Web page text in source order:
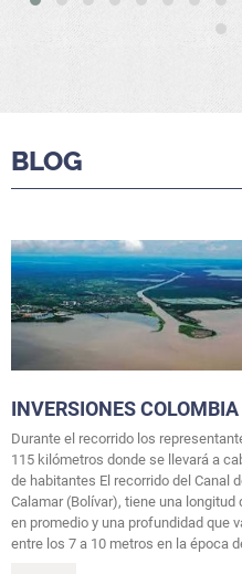
BLOG
INVERSIONES COLOMBIA
Durante el recorrido los
115 kilómetros donde se llevará a
de habitantes El recorrido del Canal
Calamar (Bolívar), tiene una
en promedio y una profundidad que
entre los 7 a 10 metros en la época